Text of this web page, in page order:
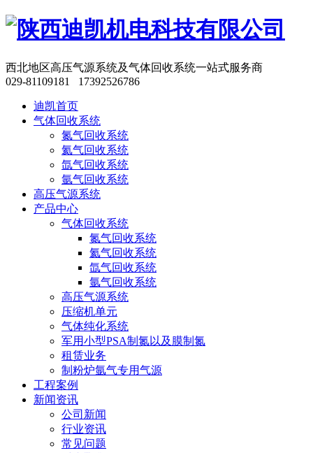
西北地区高压气源系统及气体回收系统一站式服务商
029-81109181 17392526786
迪凯首页
气体回收系统
氮气回收系统
氦气回收系统
氙气回收系统
氩气回收系统
高压气源系统
产品中心
气体回收系统
氮气回收系统
氦气回收系统
氙气回收系统
氩气回收系统
高压气源系统
压缩机单元
气体纯化系统
军用小型PSA制氮以及膜制氮
租赁业务
制粉炉氩气专用气源
工程案例
新闻资讯
公司新闻
行业资讯
常见问题